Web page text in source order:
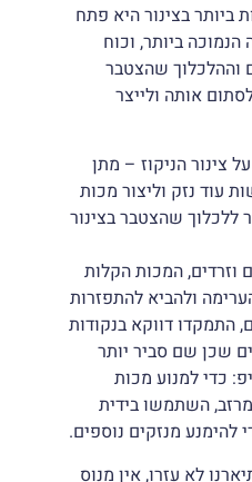
בצינור היא פתח
ביותר, וכוח
שהצטבר
אותה ולייצר
הניקוז – מתן
עוד נזק וליצור מכות
ללכלוך שהצטבר בצינור
המכות הקלות
ולהביא להתפזרות
דווקא בנקודות
שכן שם סביר יותר
כדי למנוע מכות
השתמשו בידית
מנזקים נוספים.
לא עזרו, אין מנוס